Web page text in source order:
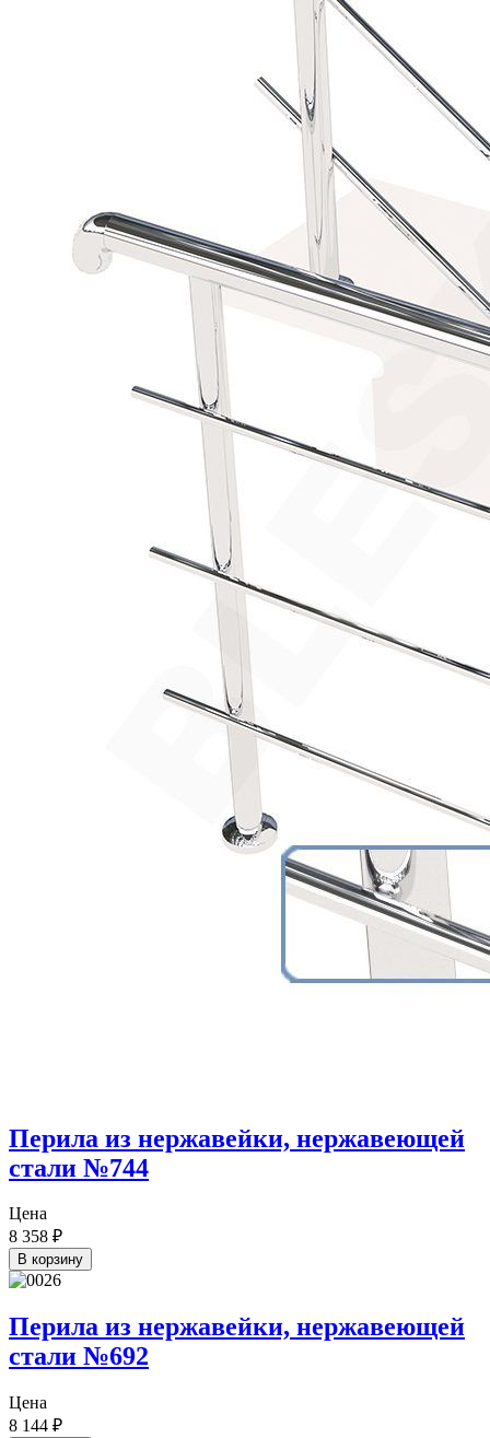
Перила из нержавейки, нержавеющей
стали №744
Цена
8 358 ₽
В корзину
Перила из нержавейки, нержавеющей
стали №692
Цена
8 144 ₽